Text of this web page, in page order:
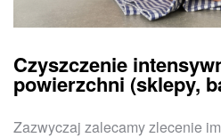
Czyszczenie
powierzchni (sklepy,
Zazwyczaj zalecamy zlecenie